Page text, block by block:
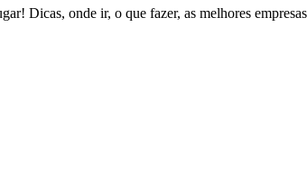
Dicas, onde ir, o que fazer, as melhores